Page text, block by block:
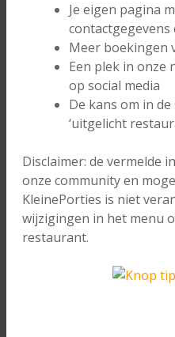
Je eigen pagina
contactgegevens
Meer boekingen
Een plek in onze
op social media
De kans om in
‘uitgelicht
Disclaimer: de vermelde
onze community en
KleinePorties is niet
wijzigingen in het menu
restaurant.